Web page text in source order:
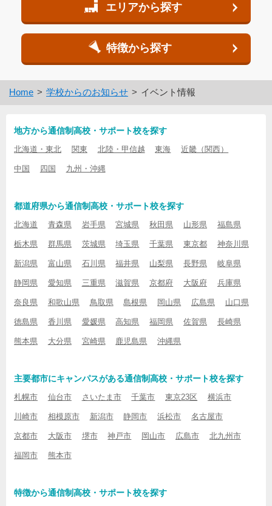
エリアから探す
特徴から探す
Home 学校からのお知らせ イベント情報
地方から通信制高校・サポート校を探す
北海道・東北 関東 北陸・甲信越 東海 近畿（関西）
中国 四国 九州・沖縄
都道府県から通信制高校・サポート校を探す
北海道 青森県 岩手県 宮城県 秋田県 山形県 福島県
栃木県 群馬県 茨城県 埼玉県 千葉県 東京都 神奈川県
新潟県 富山県 石川県 福井県 山梨県 長野県 岐阜県
静岡県 愛知県 三重県 滋賀県 京都府 大阪府 兵庫県
奈良県 和歌山県 鳥取県 島根県 岡山県 広島県 山口県
徳島県 香川県 愛媛県 高知県 福岡県 佐賀県 長崎県
熊本県 大分県 宮崎県 鹿児島県 沖縄県
主要都市にキャンパスがある通信制高校・サポート校を探す
札幌市 仙台市 さいたま市 千葉市 東京23区 横浜市
川崎市 相模原市 新潟市 静岡市 浜松市 名古屋市
京都市 大阪市 堺市 神戸市 岡山市 広島市 北九州市
福岡市 熊本市
特徴から通信制高校・サポート校を探す